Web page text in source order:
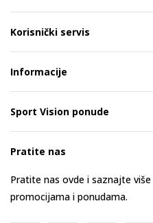
Korisnički servis
Informacije
Sport Vision ponude
Pratite nas
Pratite nas ovde i saznajte
promocijama i ponudama.